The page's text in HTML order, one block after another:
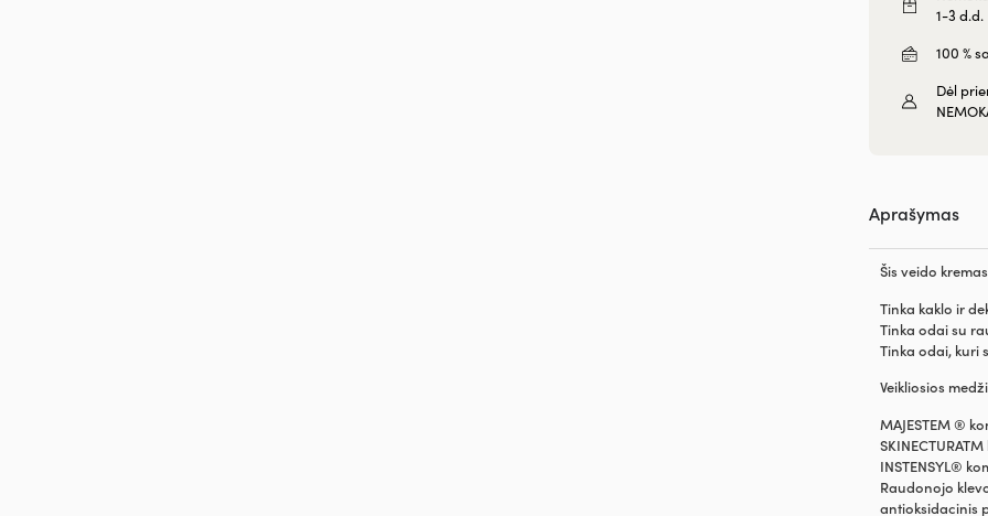
1-3 d.d.
100 %
Dėl
Aprašymas
Šis veido
Tinka kaklo ir
Tinka odai su
Tinka odai, kuri
Veikliosios
MAJESTEM ®
INSTENSYL®
Raudonojo
antioksidacinis